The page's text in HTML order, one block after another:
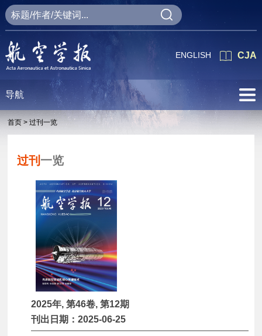
CJA
ENGLISH
导航
首页 > 过刊一览
过刊 一览
2025年, 第46卷, 第12期
刊出日期：2025-06-25